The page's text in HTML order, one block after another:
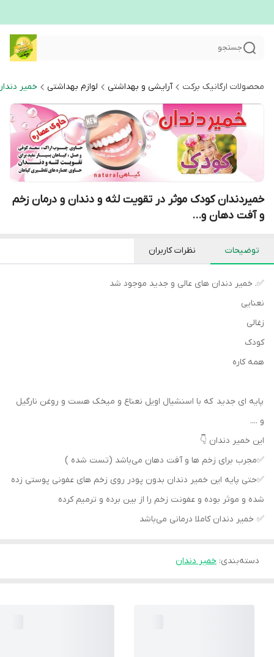
جستجو
محصولات ارگانیک برکت آرایشی و بهداشتی لوازم بهداشتی خمیر
خمیردندان کودک موثر در تقویت لثه و دندان و درمان زخم
و آفت دهان و...
توضیحات نظرات کاربران
✅. خمیر دندان های عالی و جدید موجود شد
نعنایی
زغالی
کودک
همه کاره
پایه ای جدید که با اسنشیال اویل نعناع و میخک هست و روغن نارگیل
و ....
این خمیر دندان 👇
✅مجرب برای زخم ها و آفت دهان می‌باشد (تست شده )
✅حتی پایه این خمیر دندان بدون پودر روی زخم های عفونی پوستی زده
شده و موثر بوده و عفونت زخم را از بین برده و ترمیم کرده
✅ خمیر دندان کاملا درمانی می‌باشد
دسته‌بندی: خمیر دندان